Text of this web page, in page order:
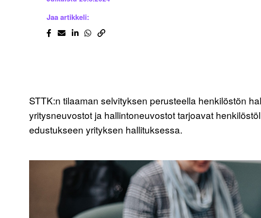
Jaa artikkeli:
STTK:n tilaaman selvityksen perusteella henkilöstön
yritysneuvostot ja hallintoneuvostot tarjoavat
edustukseen yrityksen hallituksessa.